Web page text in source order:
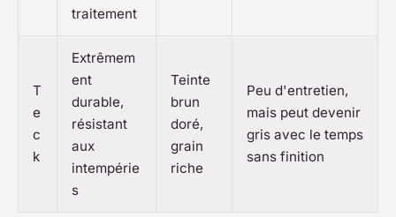
traitement
T
e
c
k
Extrêmem
ent
durable,
résistant
aux
intempérie
s
Teinte
brun
doré,
grain
riche
Peu d'entretien,
mais peut devenir
gris avec le temps
sans finition